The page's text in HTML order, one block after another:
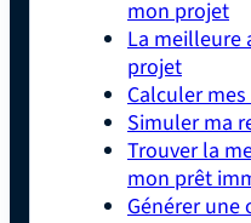
mon projet
La meilleure
projet
Calculer
Simuler ma
Trouver la
mon prêt
Générer